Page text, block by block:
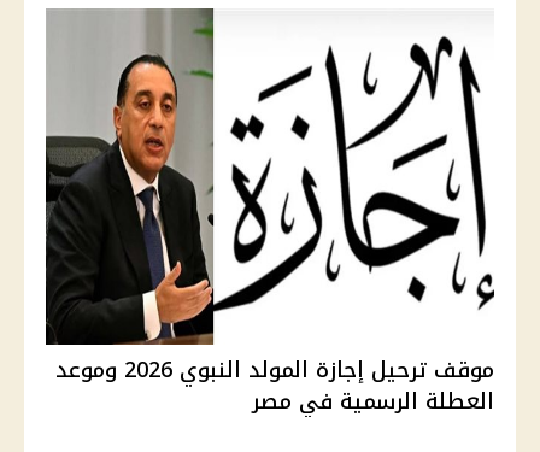
موقف ترحيل إجازة المولد النبوي 2026 وموعد
العطلة الرسمية في مصر